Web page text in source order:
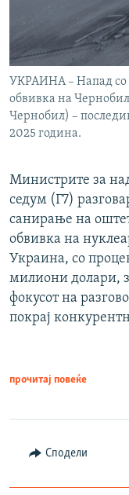
УКРАИНА – Напад со
обвивка на
Чернобил) –
2025 година.
Министрите за
седум (Г7)
санирање на
обвивка на
Украина, со
милиони долари,
фокусот на
покрај
прочитај повеќе
Сподели